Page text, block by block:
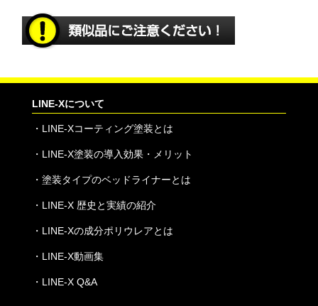
LINE-Xについて
・ LINE-Xコーティング塗装とは
・ LINE-X塗装の導入効果・メリット
・ 塗装タイプのベッドライナーとは
・ LINE-X 歴史と実績の紹介
・ LINE-Xの成分ポリウレアとは
・ LINE-X動画集
・ LINE-X Q&A